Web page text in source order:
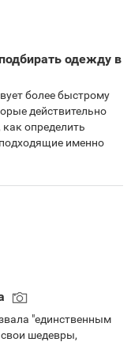
одежду в
более быстрому
действительно
определить
именно
"единственным
шедевры,